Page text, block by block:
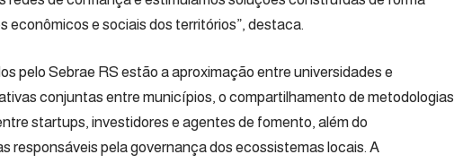
econômicos e sociais dos territórios”, destaca.
pelo Sebrae RS estão a aproximação entre universidades e
conjuntas entre municípios, o compartilhamento de metodologias
startups, investidores e agentes de fomento, além do
responsáveis pela governança dos ecossistemas locais. A